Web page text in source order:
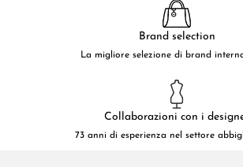
Brand selection
La migliore selezione di brand
Collaborazioni con i
73 anni di esperienza nel settore